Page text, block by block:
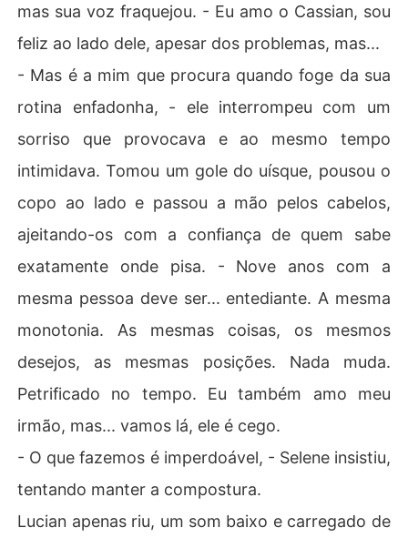
mas sua voz fraquejou. - Eu amo o Cassian, sou
feliz ao lado dele, apesar dos problemas, mas...
- Mas é a mim que procura quando foge da sua
rotina enfadonha, - ele interrompeu com um
sorriso que provocava e ao mesmo tempo
intimidava. Tomou um gole do uísque, pousou o
copo ao lado e passou a mão pelos cabelos,
ajeitando-os com a confiança de quem sabe
exatamente onde pisa. - Nove anos com a
mesma pessoa deve ser... entediante. A mesma
monotonia. As mesmas coisas, os mesmos
desejos, as mesmas posições. Nada muda.
Petrificado no tempo. Eu também amo meu
irmão, mas... vamos lá, ele é cego.
- O que fazemos é imperdoável, - Selene insistiu,
tentando manter a compostura.
Lucian apenas riu, um som baixo e carregado de